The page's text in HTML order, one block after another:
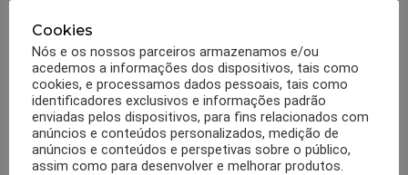
Corpo fit e as novas
guidelines para uma vida
saudável
LER MAIS
Cookies
Nós e os nossos parceiros armazenamos e/ou
acedemos a informações dos dispositivos, tais como
cookies, e processamos dados pessoais, tais como
identificadores exclusivos e informações padrão
enviadas pelos dispositivos, para fins relacionados com
anúncios e conteúdos personalizados, medição de
anúncios e conteúdos e perspetivas sobre o público,
assim como para desenvolver e melhorar produtos.